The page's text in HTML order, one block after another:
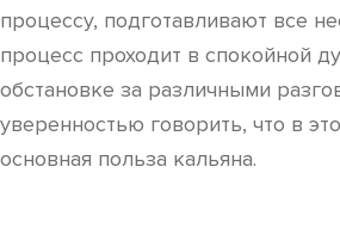
процессу, подготавливают все
процесс проходит в спокойной
обстановке за различными
уверенностью говорить, что в
основная польза кальяна.